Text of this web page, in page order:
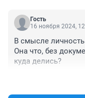
Гость
16 ноября 2024,
В смысле личность
Она что, без
куда делись?